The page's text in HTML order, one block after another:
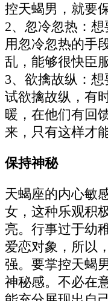
控天蝎男，就要
2、忽冷忽热：
用忽冷忽热的手
乱，能够很快臣
3、欲擒故纵：
试欲擒故纵，有
暖，在他们有回
来，只有这样才
保持神秘
天蝎座的内心敏
女，这种乐观积
亮。行事过于幼
爱恋对象，所以
强。要掌控天蝎
神秘感。不必在